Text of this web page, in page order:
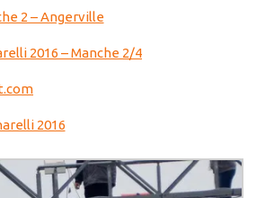
2 – Angerville
2016 – Manche 2/4
2016